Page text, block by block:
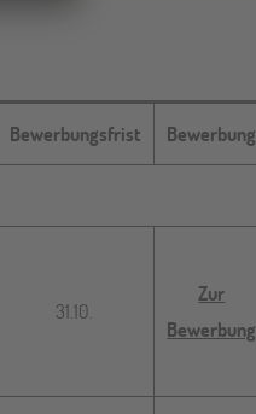
Bewerbungsfrist Bewerbung
31.10.
Zur
Bewerbung